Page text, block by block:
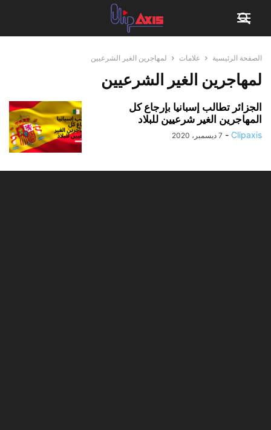
الصفحة الرئيسية علامات لمهاجرين الغير الشرعيين
لمهاجرين الغير الشرعيين
الجزائر تطالب إسبانيا بإرجاع كل
المهاجرين الغير شرعيين للبلاد
Clipaxis
- 7 ديسمبر، 2020